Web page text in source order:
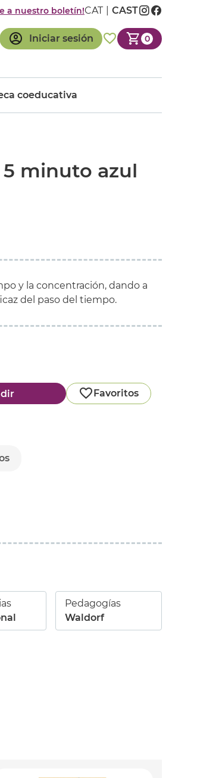
Iniciar sesión 0
a nuestro boletín!CAT CAST
coeducativa
minuto azul
y la concentración, dando a
del paso del tiempo.
Favoritos
Pedagogías
Waldorf